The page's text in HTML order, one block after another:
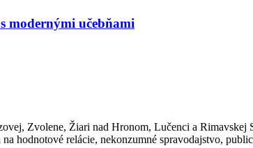
modernými učebňami
Zvolene, Žiari nad Hronom, Lučenci a
hodnotové relácie, nekonzumné spravodajstvo,